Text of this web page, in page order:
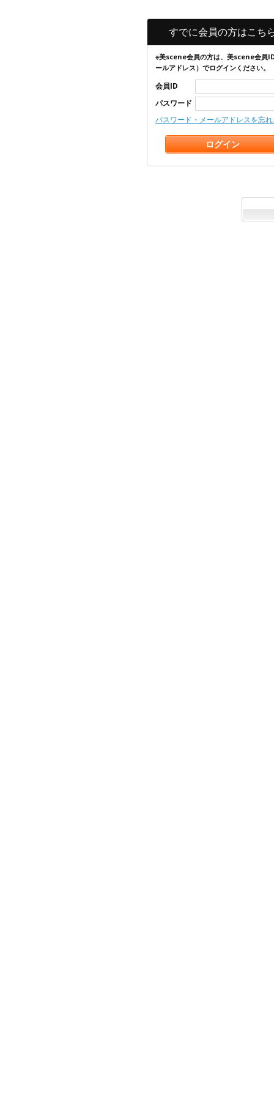
すでに会員の方はこち
※美scene会員の方は、美scene会員
ールアドレス）でログインください。
会員ID
パスワード
パスワード・メールアドレスを忘